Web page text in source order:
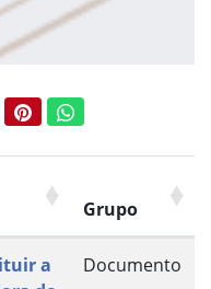
PinterestWhatsApp
Grupo
a
Documento